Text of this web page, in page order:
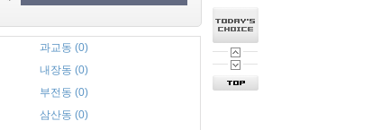
과교동 (0)
내장동 (0)
부전동 (0)
삼산동 (0)